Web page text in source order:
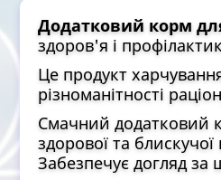
Додатковий корм
здоров'я і
Це продукт
різноманітності
Смачний додатковий
здорової та
Забезпечує догляд за